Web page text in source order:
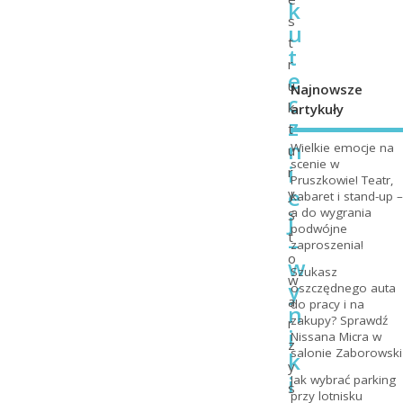
k
u
t
e
c
z
n
i
e
j
–
w
y
n
i
k
i
s
t
r
u
k
t
u
r
y
S
t
o
w
a
r
z
y
s
Najnowsze
artykuły
Wielkie emocje na
scenie w
Pruszkowie! Teatr,
kabaret i stand-up –
a do wygrania
podwójne
zaproszenia!
Szukasz
oszczędnego auta
do pracy i na
zakupy? Sprawdź
Nissana Micra w
salonie Zaborowski
Jak wybrać parking
przy lotnisku